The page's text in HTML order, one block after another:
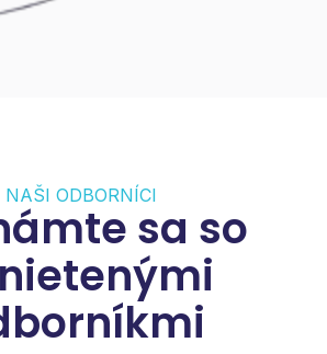
NAŠI ODBORNÍCI
sa so